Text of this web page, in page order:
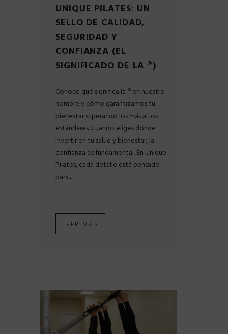
UNIQUE PILATES: UN
SELLO DE CALIDAD,
SEGURIDAD Y
CONFIANZA (EL
SIGNIFICADO DE LA ®)
Conoce qué significa la ® en nuestro
nombre y cómo garantizamos tu
bienestar superando los más altos
estándares. Cuando eliges dónde
invertir en tu salud y bienestar, la
confianza es fundamental. En Unique
Pilates, cada detalle está pensado
para...
LEER MÁS